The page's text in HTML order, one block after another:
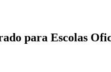
para Escolas